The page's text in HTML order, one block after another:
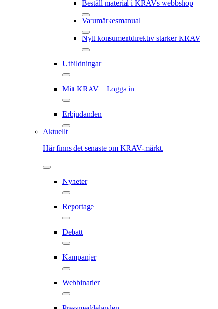
Beställ material i KRAVs webbshop
Varumärkesmanual
Nytt konsumentdirektiv stärker KRAV
Utbildningar
Mitt KRAV – Logga in
Erbjudanden
Aktuellt
Här finns det senaste om KRAV-märkt.
Nyheter
Reportage
Debatt
Kampanjer
Webbinarier